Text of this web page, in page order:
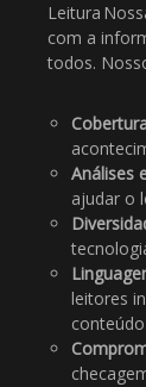
Leitura
com a
todos.
Análises
ajudar o
leitores